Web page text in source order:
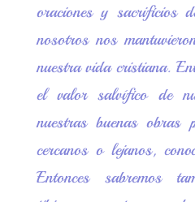
oraciones y sacrificios
nosotros nos
nuestra vida cristiana.
el valor salvífico de
nuestras buenas obras
cercanos o lejanos,
Entonces sabremos